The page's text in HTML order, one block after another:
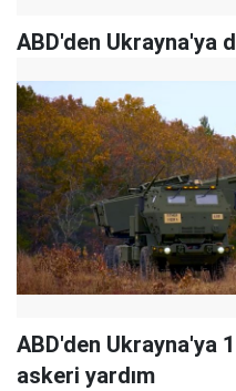
ABD'den Ukrayna'ya
ABD'den Ukrayna'ya
askeri yardım